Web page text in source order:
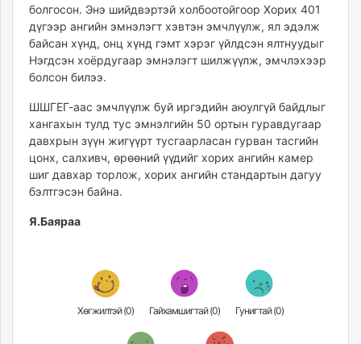
urlag.mn
unen.mn
asu.mn
shudarga.mn
unuudur.mn
isee.mn
mglradio.com
fact.mn
itoim.mn
shuum.mn
tvmongolia.mn
болгосон. Энэ шийдвэртэй холбоотойгоор Хорих 401
дүгээр ангийн эмнэлэгт хэвтэн эмчлүүлж, ял эдэлж
байсан хүнд, онц хүнд гэмт хэрэг үйлдсэн ялтнуудыг
Нэгдсэн хоёрдугаар эмнэлэгт шилжүүлж, эмчлэхээр
болсон билээ.
ШШГЕГ-аас эмчлүүлж буй иргэдийн аюулгүй байдлыг
хангахын тулд тус эмнэлгийн 50 ортын гуравдугаар
давхрын зүүн жигүүрт тусгаарласан гурван тасгийн
цонх, салхивч, өрөөний үүдийг хорих ангийн камер
шиг давхар торлож, хорих ангийн стандартын дагуу
бэлтгэсэн байна.
Я.Баяраа
Хөгжилтэй (0) Гайхамшигтай (0) Гунигтай (0)